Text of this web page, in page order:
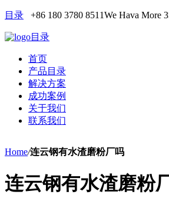
目录 +86 180 3780 8511We Hava More
目录
首页
产品目录
解决方案
成功案例
关于我们
联系我们
Home/连云钢有水渣磨粉厂吗
连云钢有水渣磨粉